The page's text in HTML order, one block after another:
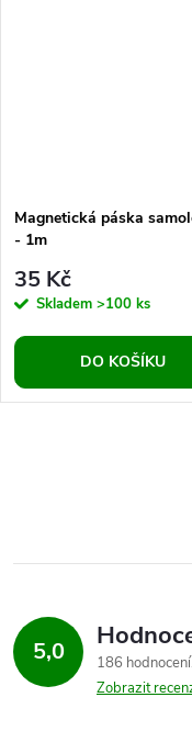
Magnetická páska
- 1m
35 Kč
Skladem >100 ks
DO KOŠÍKU
5,0
186 hodnocení
Zobrazit